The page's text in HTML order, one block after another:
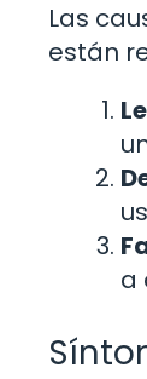
Las
están
a